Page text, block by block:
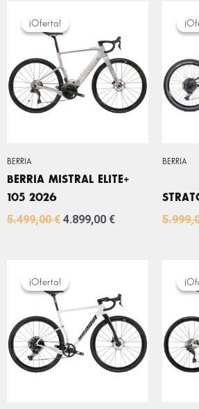
¡Oferta!
BERRIA
¡Oferta!
BERRIA MISTRAL ELITE+
105 2026
5.499,00€
ORIGINAL
ERA:
5.499,00 €.
4.899,00 €
ACTUAL
ES:
4.899,00 €.
BERRIA
¡Oferta!
¡Oferta!
ORIGINAL
ERA:
2.599,00 €.
ACTUAL
ES:
2.339,00 €.